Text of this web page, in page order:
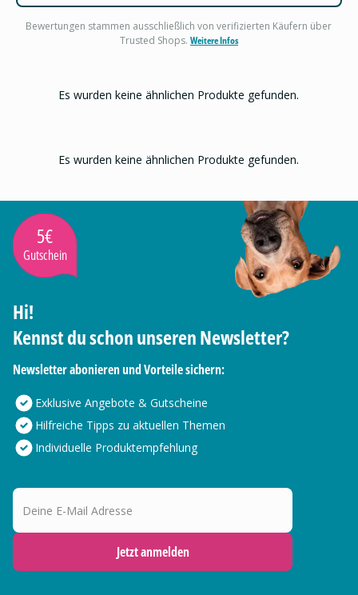
Bewertungen stammen ausschließlich von verifizierten Käufern über
Trusted Shops. Weitere Infos
Es wurden keine ähnlichen Produkte gefunden.
Es wurden keine ähnlichen Produkte gefunden.
5€
Gutschein
Hi!
Kennst du schon unseren Newsletter?
Newsletter abonieren und Vorteile sichern:
Exklusive Angebote & Gutscheine
Hilfreiche Tipps zu aktuellen Themen
Individuelle Produktempfehlung
Deine E-Mail Adresse
Jetzt anmelden